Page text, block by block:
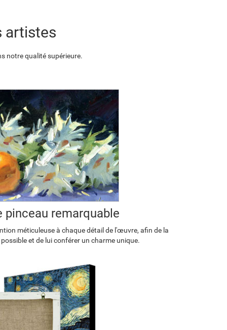
artistes
notre qualité supérieure.
pinceau remarquable
méticuleuse à chaque détail de l'œuvre, afin de la
et de lui conférer un charme unique.